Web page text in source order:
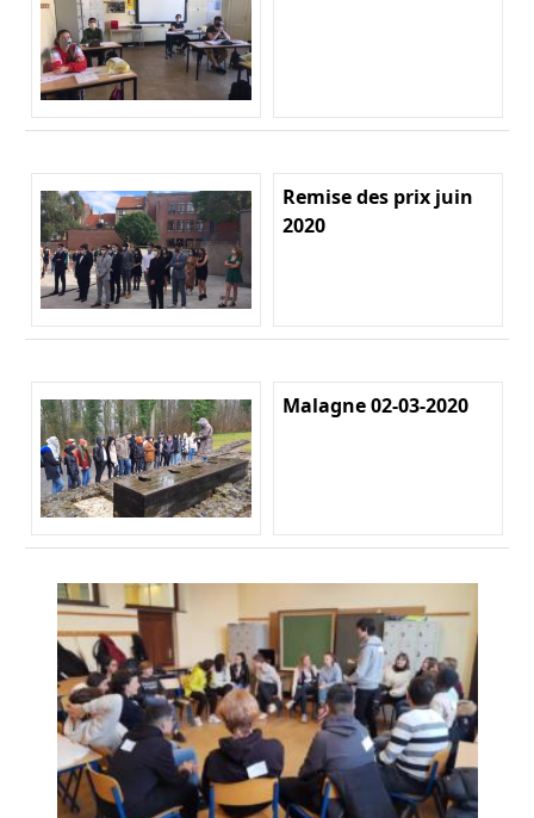
Remise des prix juin
2020
Malagne 02-03-2020